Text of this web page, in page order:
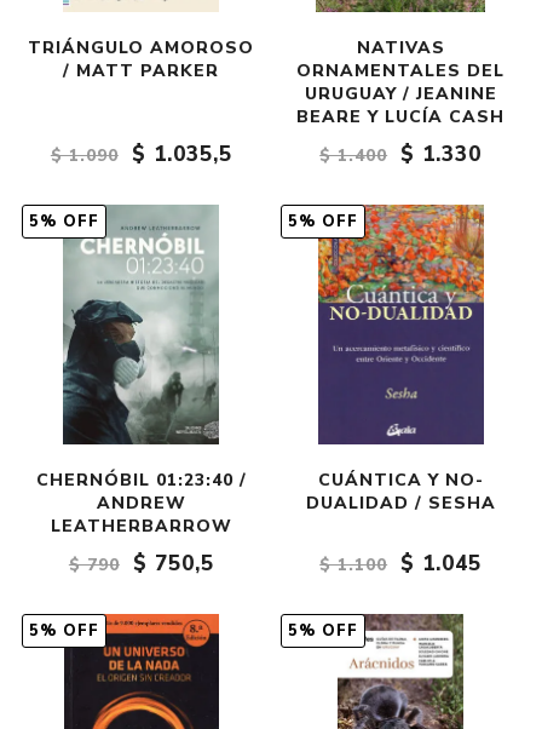
TRIÁNGULO AMOROSO
/ MATT PARKER
$ 1.090 $ 1.035,5
NATIVAS
ORNAMENTALES DEL
URUGUAY / JEANINE
BEARE Y LUCÍA CASH
$ 1.400
$ 1.330
5% OFF
CHERNÓBIL 01:23:40 /
ANDREW
LEATHERBARROW
$ 790
$ 750,5
5% OFF
CUÁNTICA Y NO-
DUALIDAD / SESHA
$ 1.100 $ 1.045
5% OFF 5% OFF